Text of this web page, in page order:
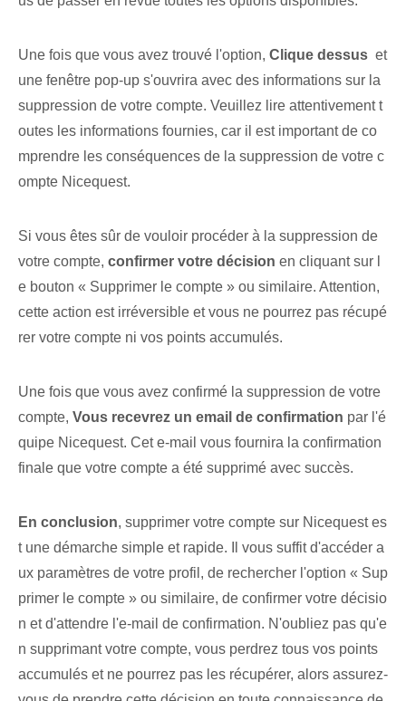
Une fois que vous avez trouvé l'option, Clique dessus ​ et
une fenêtre pop-up s'ouvrira avec des informations sur la
suppression de votre compte. Veuillez lire attentivement t
outes les informations fournies, car il est important de co
mprendre les conséquences de la suppression de votre c
ompte Nicequest.
Si vous êtes sûr de vouloir procéder à la suppression de
votre compte, confirmer votre décision en cliquant sur l
e bouton « Supprimer le compte » ou similaire. Attention,
cette action est irréversible et vous ne pourrez pas récupé
rer votre compte ni vos points accumulés.
Une fois que vous avez confirmé la suppression⁣ de votre
compte, Vous recevrez un email de confirmation ​par l'é
quipe Nicequest. Cet e-mail vous fournira la confirmation
finale que votre compte a été supprimé avec succès.
En conclusion, supprimer votre compte sur Nicequest es
t une démarche simple et rapide. Il vous suffit d'accéder a
ux paramètres de votre profil, de rechercher l'option « Sup
primer le compte » ou similaire, de confirmer votre décisio
n et d'attendre l'e-mail de confirmation. N'oubliez pas qu'e
n supprimant votre compte, vous perdrez tous vos points
accumulés et ne pourrez pas les récupérer, alors assurez-